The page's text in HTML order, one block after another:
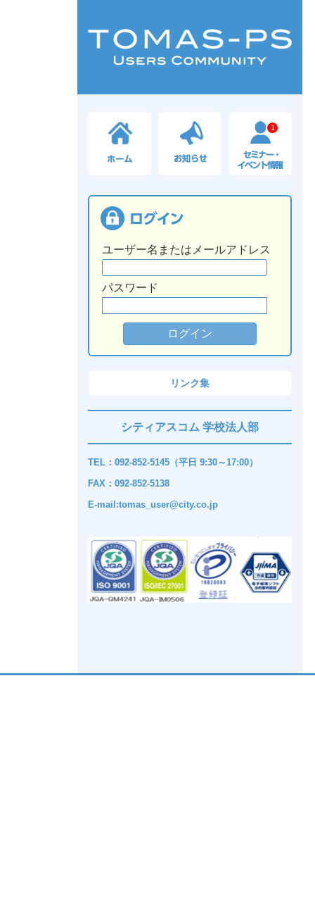
1
ユーザー名またはメールアドレス
パスワード
リンク集
シティアスコム 学校法人部
TEL：092-852-5145（平日 9:30～17:00）
FAX：092-852-5138
E-mail:tomas_user@city.co.jp